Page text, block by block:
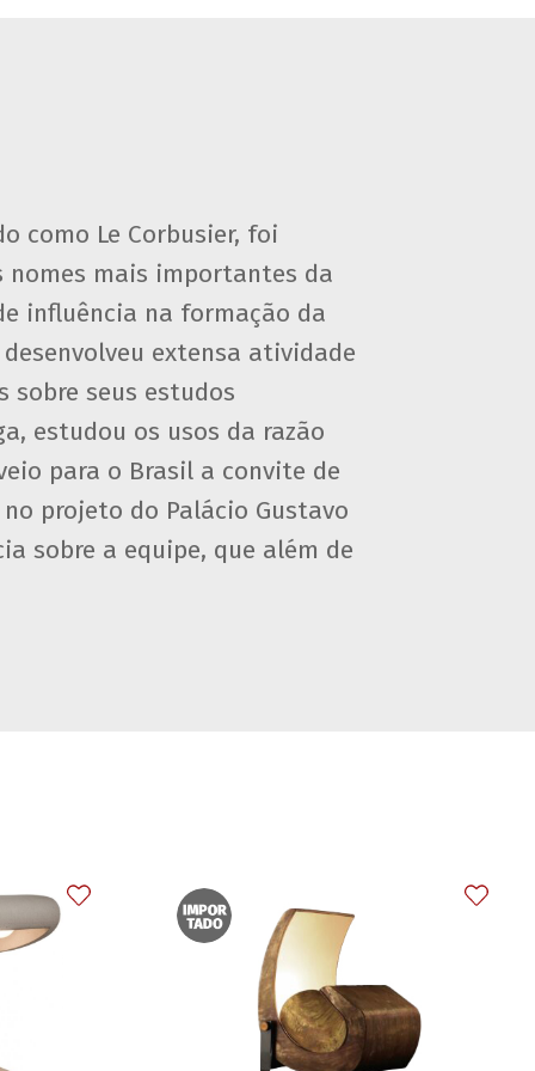
como Le Corbusier, foi
mais importantes da
influência na formação da
extensa atividade
seus estudos
estudou os usos da razão
para o Brasil a convite de
projeto do Palácio Gustavo
sobre a equipe, que além de